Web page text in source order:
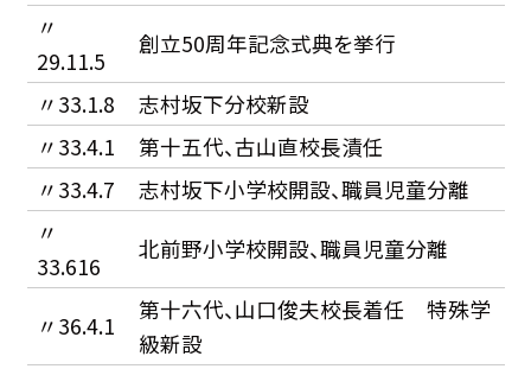
〃
29.11.5
創立50周年記念式典を挙行
〃33.1.8
志村坂下分校新設
〃33.4.1
第十五代、古山直校長漬任
〃33.4.7
志村坂下小学校開設、職員児童分離
〃
33.616
北前野小学校開設、職員児童分離
〃36.4.1
第十六代、山口俊夫校長着任 特殊学
級新設